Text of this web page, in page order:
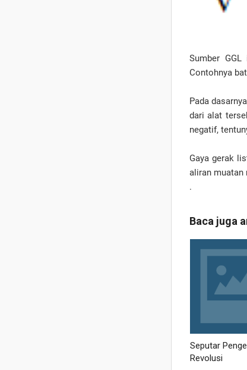
Sumber
Contohnya
Pada
dari alat
negatif,
Gaya gerak
aliran muatan
.